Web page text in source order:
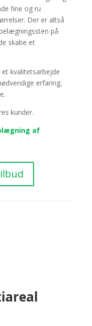
fine og ru
Der er altså
på
skabe et
kvalitetsarbejde
erfaring,
kunder.
af